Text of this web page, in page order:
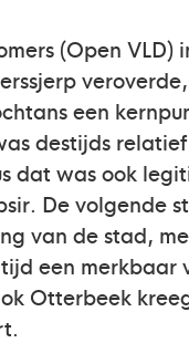
(Open VLD)
een
destijds
dat was ook
De volgende
van de stad,
een merkbaar
Otterbeek